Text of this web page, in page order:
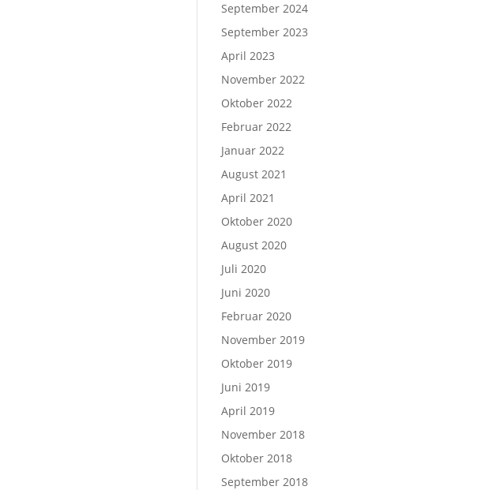
September 2024
September 2023
April 2023
November 2022
Oktober 2022
Februar 2022
Januar 2022
August 2021
April 2021
Oktober 2020
August 2020
Juli 2020
Juni 2020
Februar 2020
November 2019
Oktober 2019
Juni 2019
April 2019
November 2018
Oktober 2018
September 2018